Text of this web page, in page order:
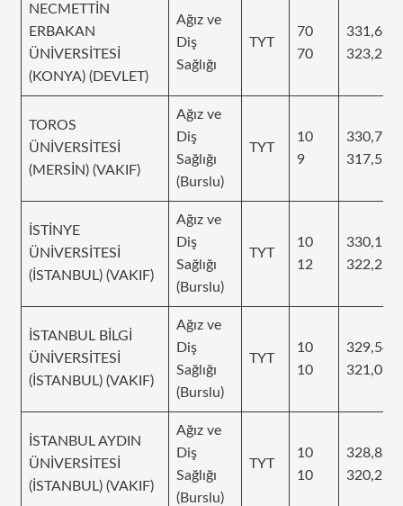
NECMETTİN
ERBAKAN
ÜNİVERSİTESİ
(KONYA) (DEVLET)
Ağız ve
Diş
Sağlığı
TYT
70
70
331,697
323,251
TOROS
ÜNİVERSİTESİ
(MERSİN) (VAKIF)
Ağız ve
Diş
Sağlığı
(Burslu)
TYT
10
9
330,796
317,573
İSTİNYE
ÜNİVERSİTESİ
(İSTANBUL) (VAKIF)
Ağız ve
Diş
Sağlığı
(Burslu)
TYT
10
12
330,179
322,231
İSTANBUL BİLGİ
ÜNİVERSİTESİ
(İSTANBUL) (VAKIF)
Ağız ve
Diş
Sağlığı
(Burslu)
TYT
10
10
329,547
321,064
İSTANBUL AYDIN
ÜNİVERSİTESİ
(İSTANBUL) (VAKIF)
Ağız ve
Diş
Sağlığı
(Burslu)
TYT
10
10
328,829
320,276